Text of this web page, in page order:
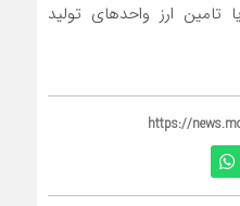
ارز واحدهای تولید
https://